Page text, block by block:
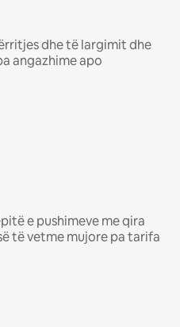
dhe të largimit dhe
angazhime apo
e pushimeve me qira
të vetme mujore pa tarifa